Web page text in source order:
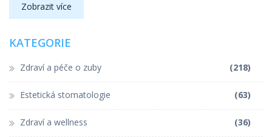
Zobrazit více
KATEGORIE
Zdraví a péče o zuby (218)
Estetická stomatologie (63)
Zdraví a wellness (36)